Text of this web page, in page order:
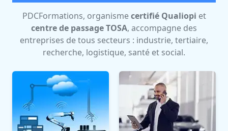
PDCFormations, organismecertifié Qualiopi et
centre de passage TOSA, accompagne des
entreprises de tous secteurs : industrie, tertiaire,
recherche, logistique, santé et social.